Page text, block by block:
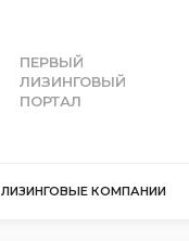
ПЕРВЫЙ
ЛИЗИНГОВЫЙ
ПОРТАЛ
ЛИЗИНГОВЫЕ КОМПАНИИ